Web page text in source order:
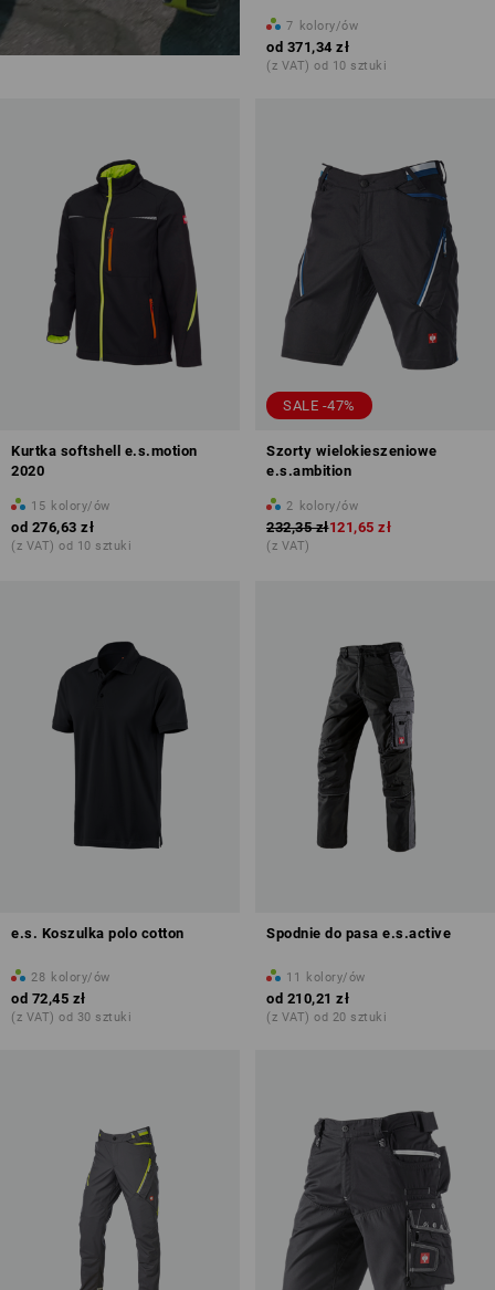
7 kolory/ów
od 371,34 zł
(z VAT) od 10 sztuki
Kurtka softshell e.s.motion
2020
15 kolory/ów
od 276,63 zł
(z VAT) od 10 sztuki
SALE -47%
Szorty wielokieszeniowe
e.s.ambition
2 kolory/ów
232,35 zł121,65 zł
(z VAT)
e.s. Koszulka polo cotton
28 kolory/ów
od 72,45 zł
(z VAT) od 30 sztuki
Spodnie do pasa e.s.active
11 kolory/ów
od 210,21 zł
(z VAT) od 20 sztuki